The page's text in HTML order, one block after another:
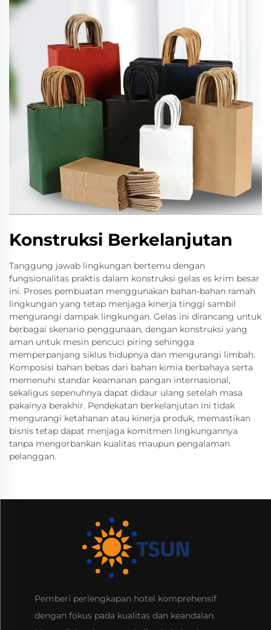
Konstruksi Berkelanjutan
Tanggung jawab lingkungan bertemu dengan
fungsionalitas praktis dalam konstruksi gelas es krim besar
ini. Proses pembuatan menggunakan bahan-bahan ramah
lingkungan yang tetap menjaga kinerja tinggi sambil
mengurangi dampak lingkungan. Gelas ini dirancang untuk
berbagai skenario penggunaan, dengan konstruksi yang
aman untuk mesin pencuci piring sehingga
memperpanjang siklus hidupnya dan mengurangi limbah.
Komposisi bahan bebas dari bahan kimia berbahaya serta
memenuhi standar keamanan pangan internasional,
sekaligus sepenuhnya dapat didaur ulang setelah masa
pakainya berakhir. Pendekatan berkelanjutan ini tidak
mengurangi ketahanan atau kinerja produk, memastikan
bisnis tetap dapat menjaga komitmen lingkungannya
tanpa mengorbankan kualitas maupun pengalaman
pelanggan.
Pemberi perlengkapan hotel komprehensif
dengan fokus pada kualitas dan keandalan.